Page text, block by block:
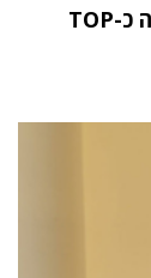
מחקר STKI השנתי: וואן טכנולוגיות דורגה כ-TOP